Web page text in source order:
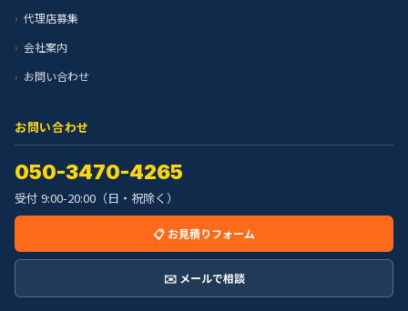
代理店募集
会社案内
お問い合わせ
お問い合わせ
050-3470-4265
受付 9:00-20:00（日・祝除く）
📋 お見積りフォーム
✉️ メールで相談